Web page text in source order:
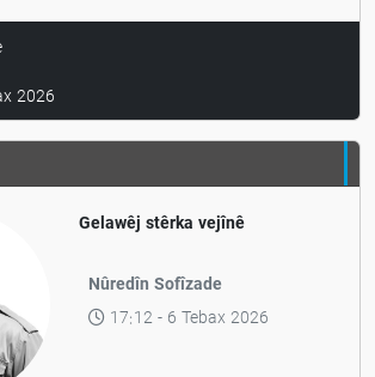
vejînê
2026
Nûredîn Sofîzade